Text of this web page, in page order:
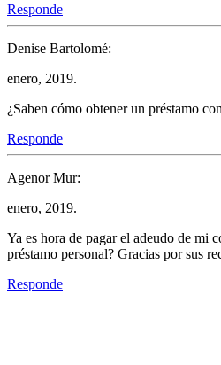
Responde
Denise Bartolomé:
enero, 2019.
¿Saben cómo obtener un préstamo
Responde
Agenor Mur:
enero, 2019.
Ya es hora de pagar el adeudo de mi
préstamo personal? Gracias por sus
Responde